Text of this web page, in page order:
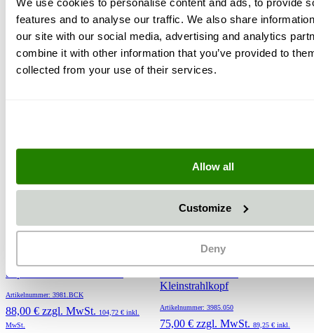
We use cookies to personalise content and ads, to provide
features and to analyse our traffic. We also share
our site with our social media, advertising and analytics
combine it with other information that you’ve provided to
collected from your use of their services.
Allow all
Customize
Deny
Kunden kauften auch
Sapi Borcarbid Kurzdüsen
Artikelnummer: 3981.BCK
88,00 € zzgl. MwSt. 104,72 € inkl.
MwSt.
Kleinstrahlkopf
Artikelnummer: 3985.050
75,00 € zzgl. MwSt. 89,25 € inkl.